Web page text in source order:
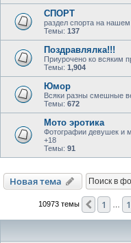
СПОРТ
раздел спорта на
Темы: 137
Поздравлялка!!!
Приурочено ко всяким
Темы: 1,904
Юмор
Всяки разны смешные
Темы: 672
Мото эротика
Фотографии девушек и
+18
Темы: 91
Новая тема
10973 темы Пред.
1